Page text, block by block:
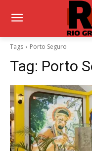
Tags Porto Seguro
Tag: Porto